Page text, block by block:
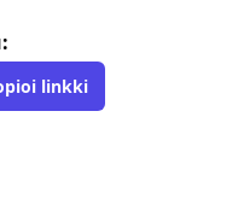
linkki